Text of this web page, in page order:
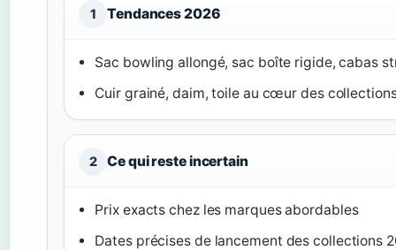
1 Tendances 2026
Sac bowling allongé, sac boîte rigide, cabas
Cuir grainé, daim, toile au cœur des
2 Ce qui reste incertain
Prix exacts chez les marques abordables
Dates précises de lancement des collections